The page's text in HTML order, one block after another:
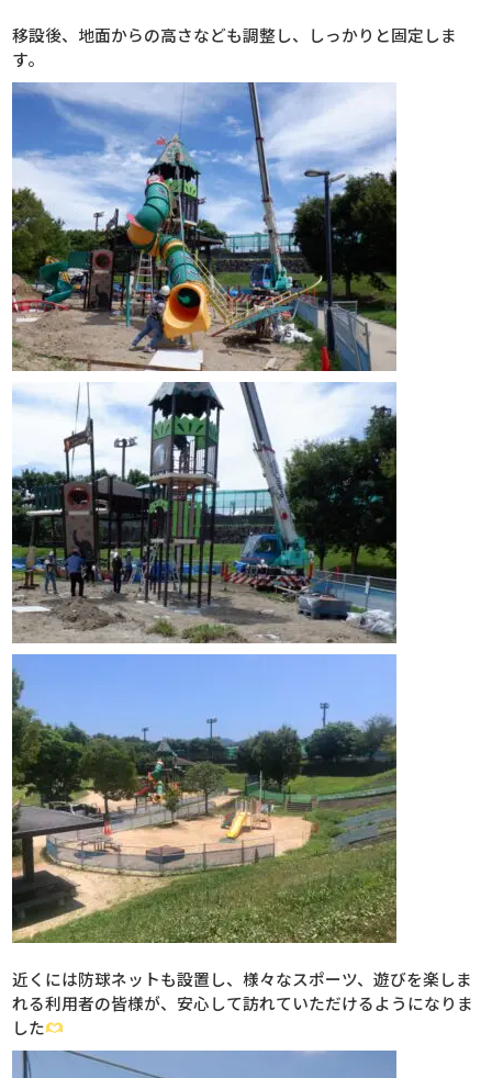
移設後、地面からの高さなども調整し、しっかりと固定しま
す。
近くには防球ネットも設置し、様々なスポーツ、遊びを楽しま
れる利用者の皆様が、安心して訪れていただけるようになりま
した